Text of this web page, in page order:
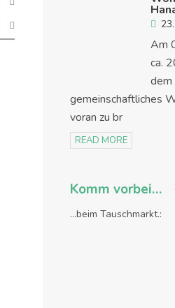
Am
ca.
dem
gemeinschaftliches
voran zu br
READ MORE
Komm vorbei…
...beim Tauschmarkt.: